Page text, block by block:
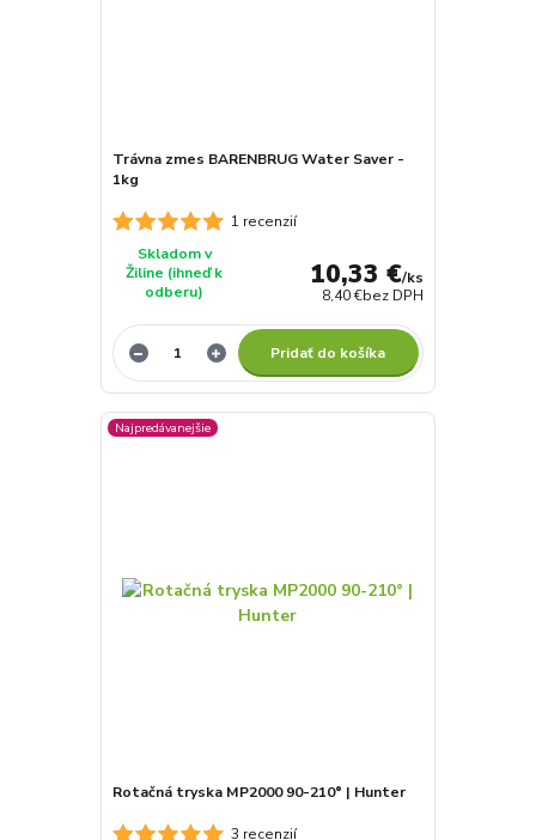
1 recenzií
Trávna zmes BARENBRUG Water Saver -
1kg
10,33 €/ks
8,40 €bez DPH
Skladom v
Žiline (ihneď k
odberu)
Pridať do košíka
Najpredávanejšie
3 recenzií
Rotačná tryska MP2000 90-210° | Hunter